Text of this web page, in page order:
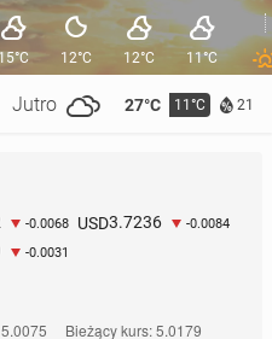
Jutro 27°C 11°C 21
15°C 12°C 12°C 11°C
-0.0068 USD3.7236 -0.0084
-0.0031